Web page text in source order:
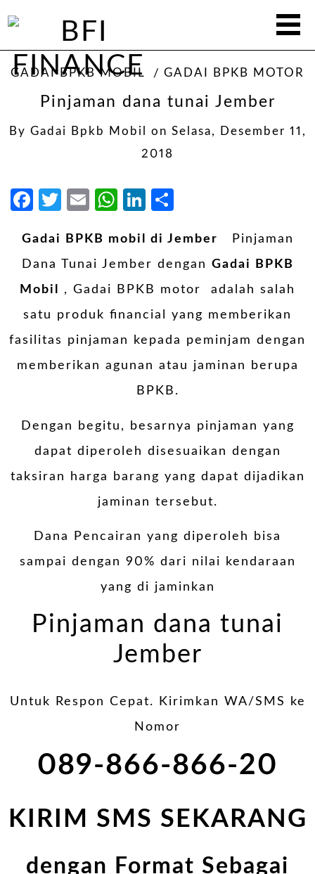
GADAI BPKB MOBIL GADAI BPKB MOTOR
Pinjaman dana tunai Jember
By Gadai Bpkb Mobil on Selasa, Desember 11,
2018
Facebook
Twitter
EmailWhatsApp
LinkedIn
Gadai BPKB mobil di Jember
Pinjaman
Dana Tunai Jember dengan Gadai BPKB
Mobil
, Gadai BPKB motor adalah salah
satu produk financial yang memberikan
fasilitas pinjaman kepada peminjam dengan
memberikan agunan atau jaminan berupa
BPKB.
Dengan begitu, besarnya pinjaman yang
dapat diperoleh disesuaikan dengan
taksiran harga barang yang dapat dijadikan
jaminan tersebut.
Dana Pencairan yang diperoleh bisa
sampai dengan 90% dari nilai kendaraan
yang di jaminkan
Pinjaman dana tunai
Jember
Untuk Respon Cepat. Kirimkan WA/SMS ke
Nomor
089-866-866-20
KIRIM SMS SEKARANG
dengan Format Sebagai